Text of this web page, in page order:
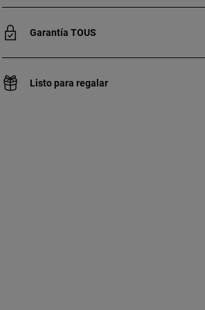
Garantía TOUS
Listo para regalar